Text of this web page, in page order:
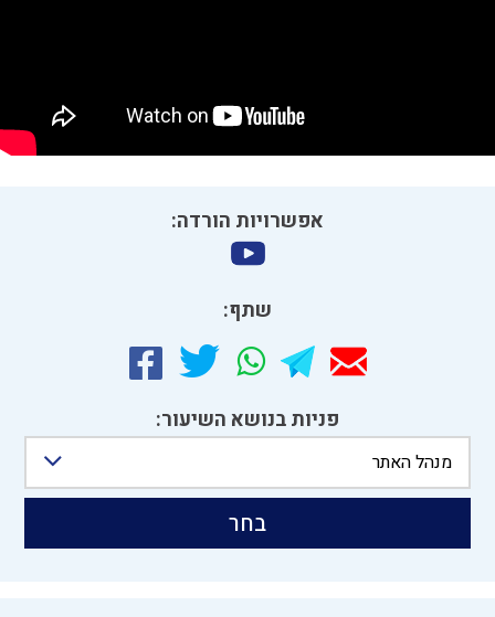
אפשרויות הורדה:
שתף:
פניות בנושא השיעור:
מנהל האתר
בחר